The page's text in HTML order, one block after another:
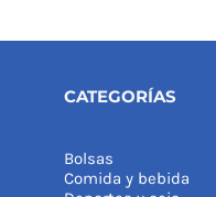
CATEGORÍAS
Bolsas
Comida y bebida